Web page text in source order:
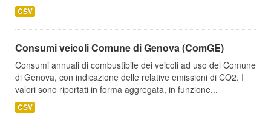
CSV
Consumi veicoli Comune di Genova (ComGE)
Consumi annuali di combustibile dei veicoli ad uso del Comune
di Genova, con indicazione delle relative emissioni di CO2. I
valori sono riportati in forma aggregata, in funzione...
CSV